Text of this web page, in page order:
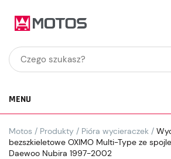
MENU
Motos / Produkty / Pióra wycieraczek /
bezszkieletowe OXIMO Multi-Type ze
Daewoo Nubira 1997-2002